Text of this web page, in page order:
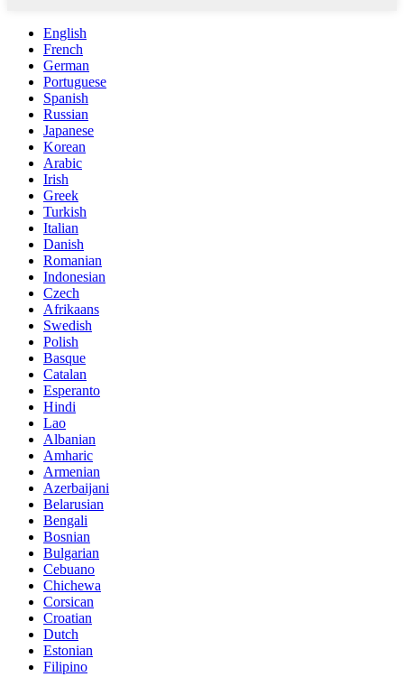
English
French
German
Portuguese
Spanish
Russian
Japanese
Korean
Arabic
Irish
Greek
Turkish
Italian
Danish
Romanian
Indonesian
Czech
Afrikaans
Swedish
Polish
Basque
Catalan
Esperanto
Hindi
Lao
Albanian
Amharic
Armenian
Azerbaijani
Belarusian
Bengali
Bosnian
Bulgarian
Cebuano
Chichewa
Corsican
Croatian
Dutch
Estonian
Filipino